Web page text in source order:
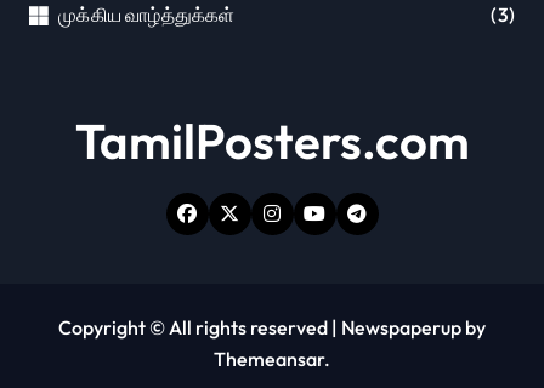
முக்கிய வாழ்த்துக்கள் (3)
TamilPosters.com
Copyright © All rights reserved | Newspaperup by
Themeansar.